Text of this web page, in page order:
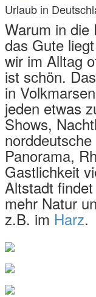
Urlaub in
Warum in die
das Gute
wir im Alltag
ist schön.
in
jeden etwas
Shows,
Panorama,
Gastlichkeit
Altstadt
mehr Natur
z.B. im Harz.